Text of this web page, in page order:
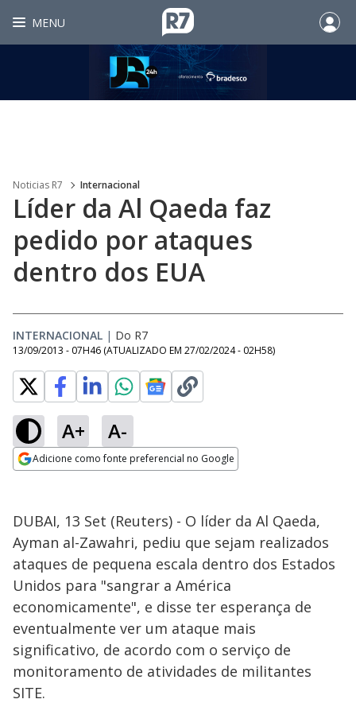
MENU
Noticias R7 Internacional
Líder da Al Qaeda faz
pedido por ataques
dentro dos EUA
INTERNACIONAL | Do R7
13/09/2013 - 07H46 (ATUALIZADO EM 27/02/2024 - 02H58)
A+ A-
Adicione como fonte preferencial no Google
DUBAI, 13 Set (Reuters) - O líder da Al Qaeda,
Ayman al-Zawahri, pediu que sejam realizados
ataques de pequena escala dentro dos Estados
Unidos para "sangrar a América
economicamente", e disse ter esperança de
eventualmente ver um ataque mais
significativo, de acordo com o serviço de
monitoramento de atividades de militantes
SITE.